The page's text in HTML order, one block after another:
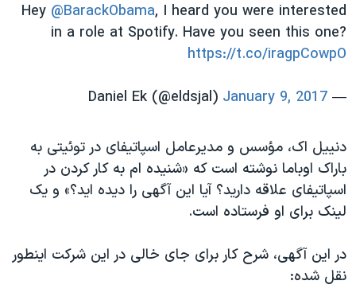
سفر پرزیدنت ترامپ به چین
Hey @BarackObama, I heard you were interested
in a role at Spotify. Have you seen this one?
https://t.co/iragpCowpO
— Daniel Ek (@eldsjal)
January 9, 2017
دنییل اک، مؤسس و مدیرعامل اسپاتیفای در توئیتی به
باراک اوباما نوشته است که «شنیده ام به کار کردن در
اسپاتیفای علاقه دارید؟ آیا این آگهی را دیده اید؟» و یک
لینک برای او فرستاده است.
در این آگهی، شرح کار برای جای خالی در این شرکت اینطور
نقل شده: